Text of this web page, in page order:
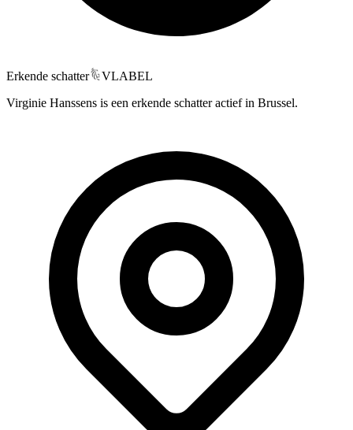
Erkende schatter
VLABEL
Virginie Hanssens is een erkende schatter actief in Brussel.